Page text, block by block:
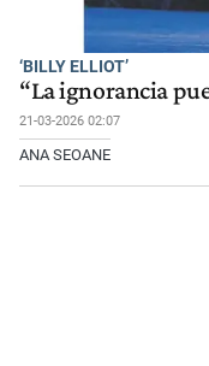
‘BILLY ELLIOT’
“La ignorancia
21-03-2026 02:07
ANA SEOANE